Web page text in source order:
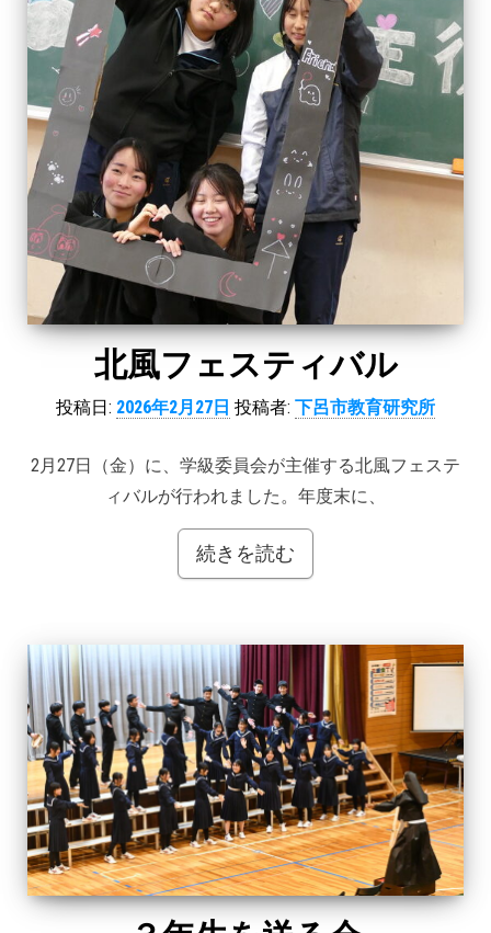
北風フェスティバル
投稿日: 2026年2月27日 投稿者: 下呂市教育研究所
2月27日（金）に、学級委員会が主催する北風フェステ
ィバルが行われました。年度末に、
続きを読む